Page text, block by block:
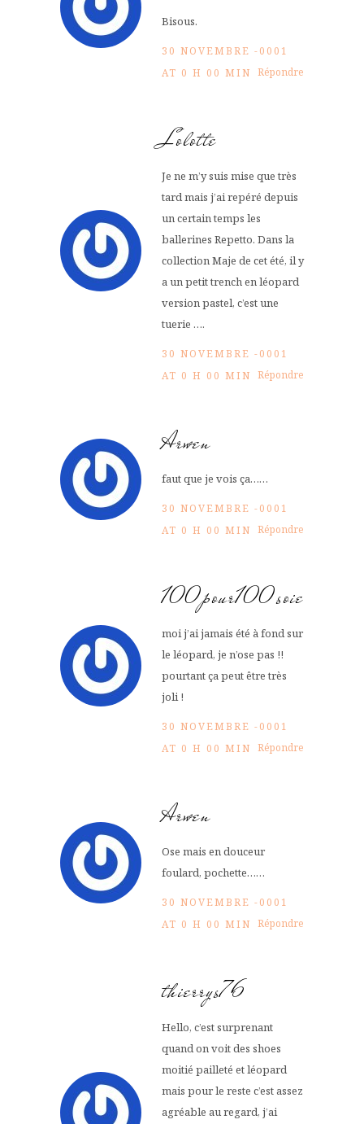
Bisous.
30 NOVEMBRE -0001
AT 0 H 00 MIN Répondre
Lolotte
Je ne m’y suis mise que très
tard mais j’ai repéré depuis
un certain temps les
ballerines Repetto. Dans la
collection Maje de cet été, il y
a un petit trench en léopard
version pastel, c’est une
tuerie ….
30 NOVEMBRE -0001
AT 0 H 00 MIN Répondre
Arwen
faut que je vois ça……
30 NOVEMBRE -0001
AT 0 H 00 MIN Répondre
100pour100soie
moi j’ai jamais été à fond sur
le léopard, je n’ose pas !!
pourtant ça peut être très
joli !
30 NOVEMBRE -0001
AT 0 H 00 MIN Répondre
Arwen
Ose mais en douceur
foulard, pochette……
30 NOVEMBRE -0001
AT 0 H 00 MIN Répondre
thierrys76
Hello, c’est surprenant
quand on voit des shoes
moitié pailleté et léopard
mais pour le reste c’est assez
agréable au regard, j’ai